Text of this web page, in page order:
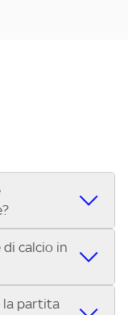
a te per
C Sky Wifi, la
League, la UEFA
la MotoGP™ e
calcio in
le partite
la partita